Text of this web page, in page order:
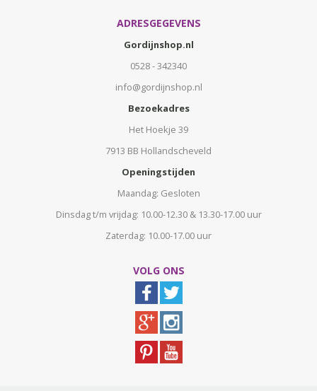
ADRESGEGEVENS
Gordijnshop.nl
0528 - 342340
info@gordijnshop.nl
Bezoekadres
Het Hoekje 39
7913 BB Hollandscheveld
Openingstijden
Maandag: Gesloten
Dinsdag t/m vrijdag: 10.00-12.30 & 13.30-17.00 uur
Zaterdag: 10.00-17.00 uur
VOLG ONS